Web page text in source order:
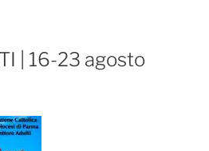
| 16-23 agosto